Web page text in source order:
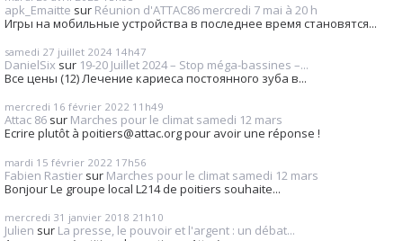
apk_Emaitte sur Réunion d'ATTAC86 mercredi 7 mai à 20 h
Игры на мобильные устройства в последнее время становятся...
samedi 27 juillet 2024 14h47
DanielSix sur 19-20 Juillet 2024 – Stop méga-bassines –...
Все цены (12) Лечение кариеса постоянного зуба в...
mercredi 16 février 2022 11h49
Attac 86 sur Marches pour le climat samedi 12 mars
Ecrire plutôt à poitiers@attac.org pour avoir une réponse !
mardi 15 février 2022 17h56
Fabien Rastier sur Marches pour le climat samedi 12 mars
Bonjour Le groupe local L214 de poitiers souhaite...
mercredi 31 janvier 2018 21h10
Julien sur La presse, le pouvoir et l'argent : un débat...